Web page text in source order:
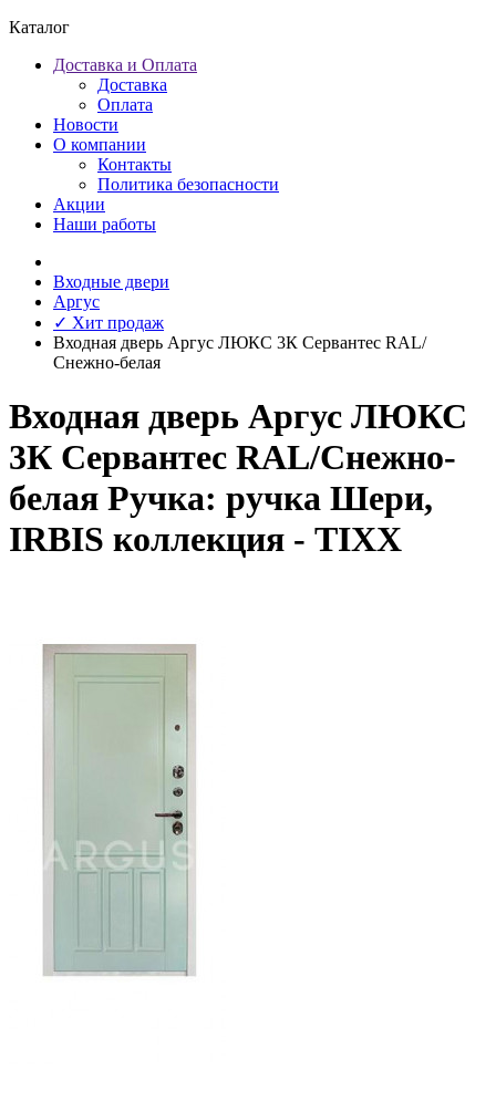
Каталог
Доставка и Оплата
Доставка
Оплата
Новости
О компании
Контакты
Политика безопасности
Акции
Наши работы
Входные двери
Аргус
✓ Хит продаж
Входная дверь Аргус ЛЮКС 3К Сервантес RAL/
Снежно-белая
Входная дверь Аргус ЛЮКС
3К Сервантес RAL/Снежно-
белая Ручка: ручка Шери,
IRBIS коллекция - TIXX